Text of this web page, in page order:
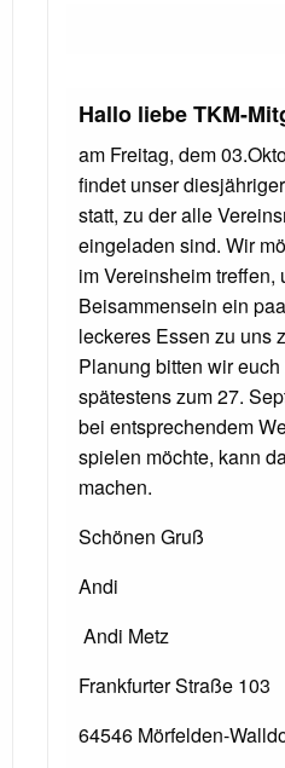
Hallo liebe TKM-
am Freitag, dem
findet unser
statt, zu der alle
eingeladen sind. Wir
im Vereinsheim treffen,
Beisammensein ein
leckeres Essen zu uns
Planung bitten wir
spätestens zum 27.
bei entsprechendem
spielen möchte, kann
machen.
Schönen Gruß
Andi
Andi Metz
Frankfurter Straße 103
64546 Mörfelden-